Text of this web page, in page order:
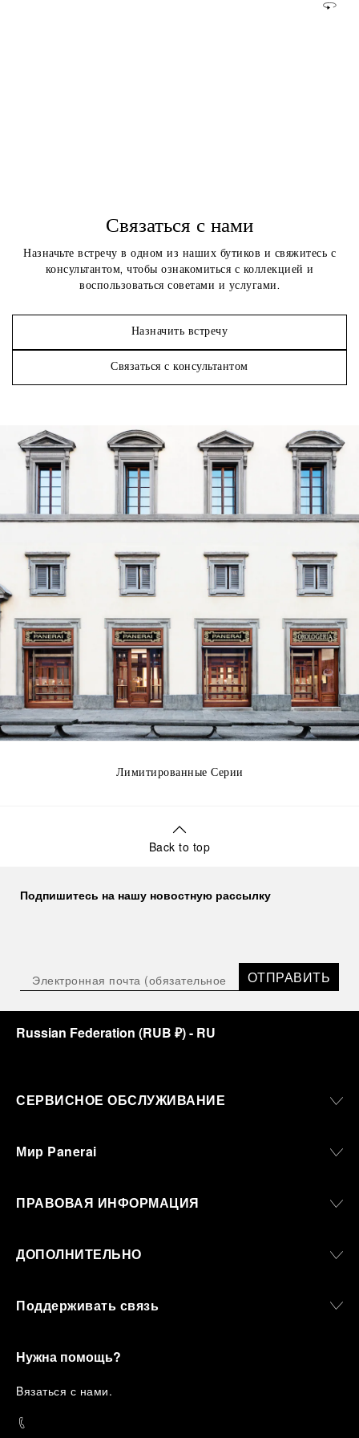
Связаться с нами
Назначьте встречу в одном из наших бутиков и свяжитесь с
консультантом, чтобы ознакомиться с коллекцией и
воспользоваться советами и услугами.
Назначить встречу
Связаться с консультантом
Лимитированные Серии
Back to top
Подпишитесь на нашу новостную рассылку
ОТПРАВИТЬ
Russian Federation (RUB ₽)- RU
СЕРВИСНОЕ ОБСЛУЖИВАНИЕ
Мир Panerai
ПРАВОВАЯ ИНФОРМАЦИЯ
ДОПОЛНИТЕЛЬНО
Поддерживать связь
Нужна помощь?
Bязаться с нами.